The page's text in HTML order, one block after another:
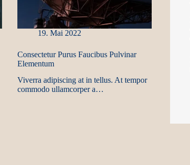
19. Mai 2022
Consectetur Purus Faucibus Pulvinar
Elementum
Viverra adipiscing at in tellus. At tempor
commodo ullamcorper a…